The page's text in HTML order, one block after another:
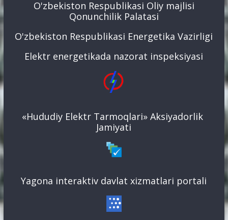
O'zbekiston Respublikasi Oliy majlisi
Qonunchilik Palatasi
O'zbekiston Respublikasi Energetika Vazirligi
Elektr energetikada nazorat inspeksiyasi
«Hududiy Elektr Tarmoqlari» Aksiyadorlik
Jamiyati
Yagona interaktiv davlat xizmatlari portali